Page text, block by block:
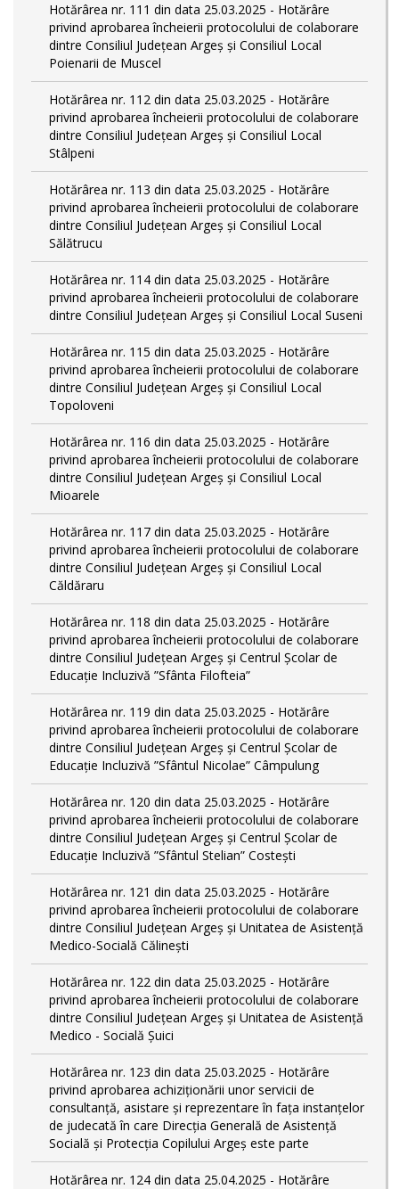
Hotărârea nr. 111 din data 25.03.2025 - Hotărâre
privind aprobarea încheierii protocolului de colaborare
dintre Consiliul Județean Argeș și Consiliul Local
Poienarii de Muscel
Hotărârea nr. 112 din data 25.03.2025 - Hotărâre
privind aprobarea încheierii protocolului de colaborare
dintre Consiliul Județean Argeș și Consiliul Local
Stâlpeni
Hotărârea nr. 113 din data 25.03.2025 - Hotărâre
privind aprobarea încheierii protocolului de colaborare
dintre Consiliul Județean Argeș și Consiliul Local
Sălătrucu
Hotărârea nr. 114 din data 25.03.2025 - Hotărâre
privind aprobarea încheierii protocolului de colaborare
dintre Consiliul Județean Argeș și Consiliul Local Suseni
Hotărârea nr. 115 din data 25.03.2025 - Hotărâre
privind aprobarea încheierii protocolului de colaborare
dintre Consiliul Județean Argeș și Consiliul Local
Topoloveni
Hotărârea nr. 116 din data 25.03.2025 - Hotărâre
privind aprobarea încheierii protocolului de colaborare
dintre Consiliul Județean Argeș și Consiliul Local
Mioarele
Hotărârea nr. 117 din data 25.03.2025 - Hotărâre
privind aprobarea încheierii protocolului de colaborare
dintre Consiliul Județean Argeș și Consiliul Local
Căldăraru
Hotărârea nr. 118 din data 25.03.2025 - Hotărâre
privind aprobarea încheierii protocolului de colaborare
dintre Consiliul Județean Argeș și Centrul Școlar de
Educație Incluzivă ”Sfânta Filofteia”
Hotărârea nr. 119 din data 25.03.2025 - Hotărâre
privind aprobarea încheierii protocolului de colaborare
dintre Consiliul Județean Argeș și Centrul Școlar de
Educație Incluzivă ”Sfântul Nicolae” Câmpulung
Hotărârea nr. 120 din data 25.03.2025 - Hotărâre
privind aprobarea încheierii protocolului de colaborare
dintre Consiliul Județean Argeș și Centrul Școlar de
Educație Incluzivă ”Sfântul Stelian” Costești
Hotărârea nr. 121 din data 25.03.2025 - Hotărâre
privind aprobarea încheierii protocolului de colaborare
dintre Consiliul Județean Argeș și Unitatea de Asistență
Medico-Socială Călinești
Hotărârea nr. 122 din data 25.03.2025 - Hotărâre
privind aprobarea încheierii protocolului de colaborare
dintre Consiliul Județean Argeș și Unitatea de Asistență
Medico - Socială Șuici
Hotărârea nr. 123 din data 25.03.2025 - Hotărâre
privind aprobarea achiziționării unor servicii de
consultanță, asistare și reprezentare în fața instanțelor
de judecată în care Direcția Generală de Asistență
Socială și Protecția Copilului Argeș este parte
Hotărârea nr. 124 din data 25.04.2025 - Hotărâre